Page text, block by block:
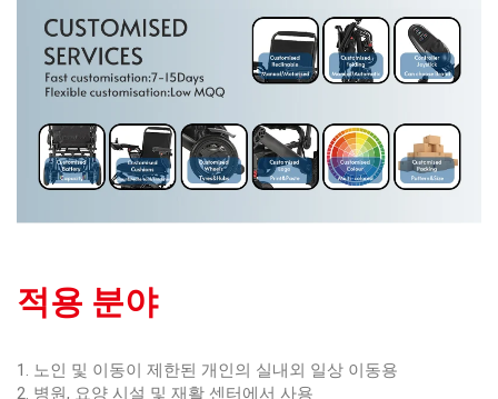
적용 분야
1. 노인 및 이동이 제한된 개인의 실내외 일상 이동용
2. 병원, 요양 시설 및 재활 센터에서 사용